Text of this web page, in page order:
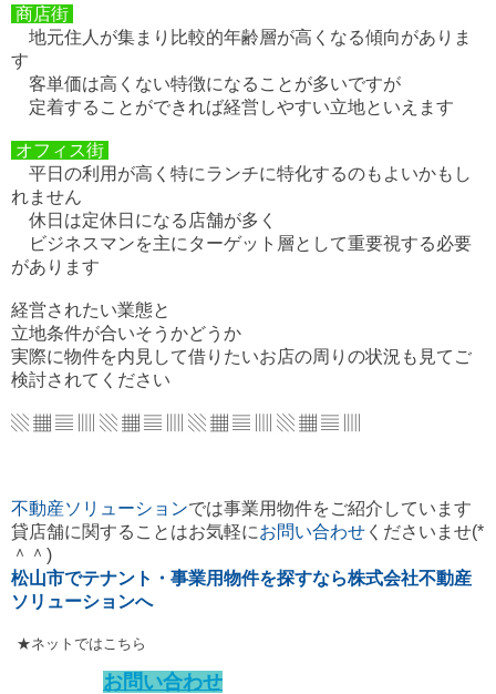
商店街
地元住人が集まり比較的年齢層が高くなる傾向がありま
す
客単価は高くない特徴になることが多いですが
定着することができれば経営しやすい立地といえます
オフィス街
平日の利用が高く特にランチに特化するのもよいかもし
れません
休日は定休日になる店舗が多く
ビジネスマンを主にターゲット層として重要視する必要
があります
経営されたい業態と
立地条件が合いそうかどうか
実際に物件を内見して借りたいお店の周りの状況も見てご
検討されてください
▧ ▦ ▤ ▥ ▧ ▦ ▤ ▥ ▧ ▦ ▤ ▥ ▧ ▦ ▤ ▥
不動産ソリューションでは事業用物件をご紹介しています
貸店舗に関することはお気軽にお問い合わせ くださいませ(*
＾＾)
松山市でテナント・事業用物件を探すなら株式会社不動産
ソリューションへ
★ネットではこちら
お問い合わせ